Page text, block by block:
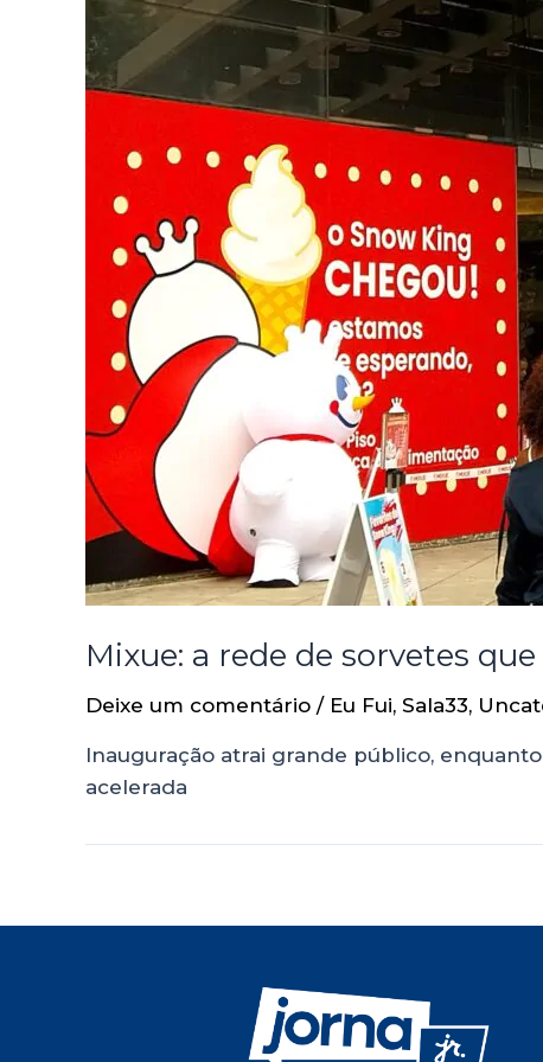
Mixue: a rede de sorvetes
Deixe um comentário / Eu Fui, Sala33,
Inauguração atrai grande público,
acelerada